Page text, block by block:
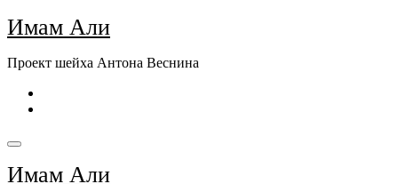
Перейти
к
Имам Али
Проект шейха Антона Веснина
Имам Али